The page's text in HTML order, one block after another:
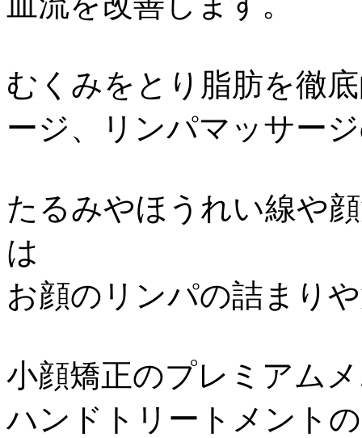
むくみをとり脂肪を徹
ージ、リンパマッサー
たるみやほうれい線や
は
お顔のリンパの詰まり
小顔矯正のプレミアム
ハンドトリートメント